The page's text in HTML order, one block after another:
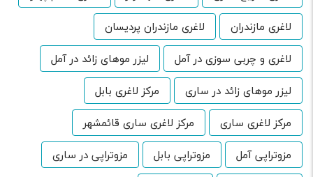
لاغری مازندران
لاغری مازندران پردیسان
لاغری و چربی سوزی در آمل
لیزر موهای زائد در آمل
لیزر موهای زائد در ساری
مرکز لاغری بابل
مرکز لاغری ساری
مرکز لاغری ساری قائمشهر
مزوتراپی آمل
مزوتراپی بابل
مزوتراپی در ساری